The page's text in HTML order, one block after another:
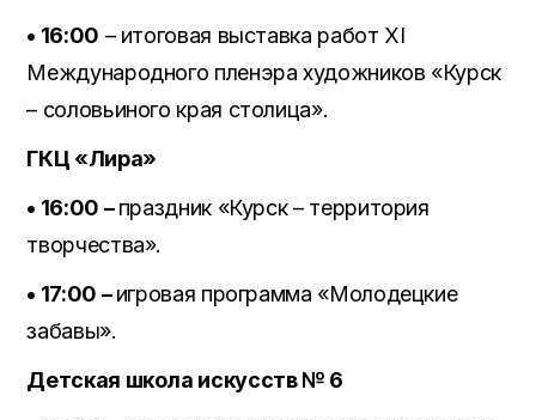
• 16:00 – итоговая выставка работ ХI
Международного пленэра художников «Курск
– соловьиного края столица».
ГКЦ «Лира»
• 16:00 –праздник «Курск – территория
творчества».
• 17:00 –игровая программа «Молодецкие
забавы».
Детская школа искусств № 6